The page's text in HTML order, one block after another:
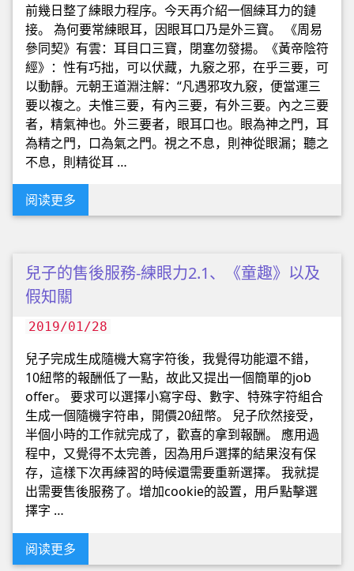
前幾日整了練眼力程序。今天再介紹一個練耳力的鏈
接。 為何要常練眼耳，因眼耳口乃是外三寶。 《周易
參同契》有雲：耳目口三寶，閉塞勿發揚。《黃帝陰符
經》：性有巧拙，可以伏藏，九竅之邪，在乎三要，可
以動靜。元朝王道淵注解：“凡遇邪攻九竅，便當運三
要以複之。夫惟三要，有內三要，有外三要。內之三要
者，精氣神也。外三要者，眼耳口也。眼為神之門，耳
為精之門，口為氣之門。視之不息，則神從眼漏；聽之
不息，則精從耳 …
阅读更多
兒子的售後服務-練眼力2.1、《童趣》以及
假知關
2019/01/28
兒子完成生成隨機大寫字符後，我覺得功能還不錯，
10紐幣的報酬低了一點，故此又提出一個簡單的job
offer。 要求可以選擇小寫字母、數字、特殊字符組合
生成一個隨機字符串，開價20紐幣。 兒子欣然接受，
半個小時的工作就完成了，歡喜的拿到報酬。 應用過
程中，又覺得不太完善，因為用戶選擇的結果沒有保
存，這樣下次再練習的時候還需要重新選擇。 我就提
出需要售後服務了。增加cookie的設置，用戶點擊選
擇字 …
阅读更多